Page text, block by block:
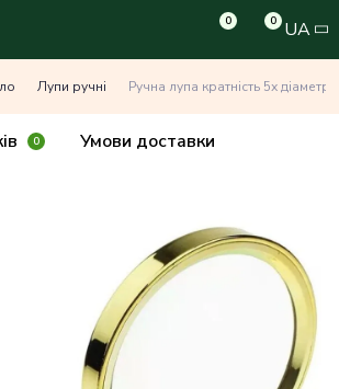
0 0 UA
Лупи ручні Ручна лупа кратність 5х
0 Умови доставки